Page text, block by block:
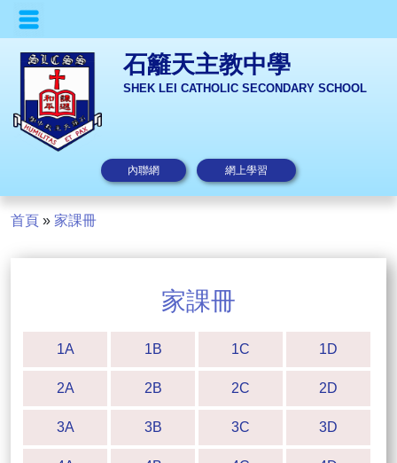
石籬天主教中學
SHEK LEI CATHOLIC SECONDARY SCHOOL
內聯網 網上學習
首頁 » 家課冊
家課冊
1A 1B 1C 1D
2A 2B 2C 2D
3A 3B 3C 3D